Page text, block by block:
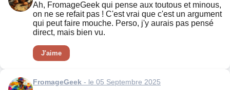
Ah, FromageGeek qui pense aux toutous et minous,
on ne se refait pas ! C'est vrai que c'est un argument
qui peut faire mouche. Perso, j'y aurais pas pensé
direct, mais bien vu.
J'aime
FromageGeek - le 05 Septembre 2025